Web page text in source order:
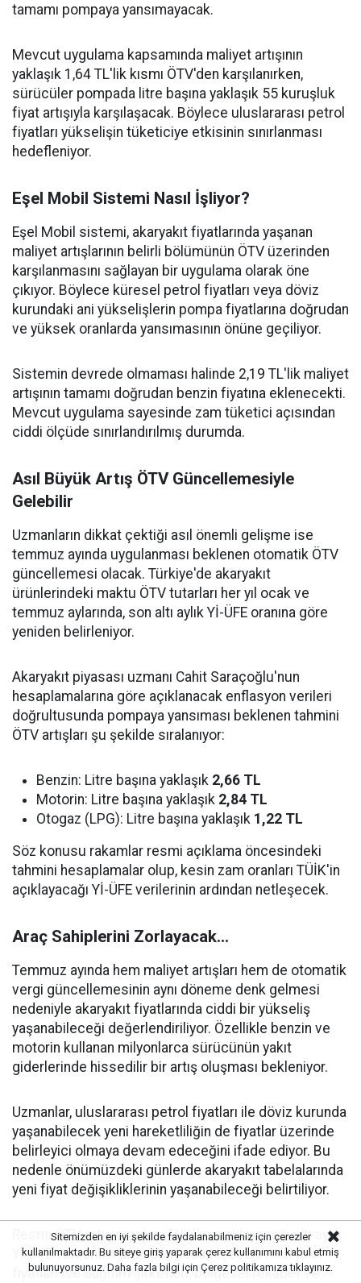
tamamı pompaya yansımayacak.
Mevcut uygulama kapsamında maliyet artışının
yaklaşık 1,64 TL'lik kısmı ÖTV'den karşılanırken,
sürücüler pompada litre başına yaklaşık 55 kuruşluk
fiyat artışıyla karşılaşacak. Böylece uluslararası petrol
fiyatları yükselişin tüketiciye etkisinin sınırlanması
hedefleniyor.
Eşel Mobil Sistemi Nasıl İşliyor?
Eşel Mobil sistemi, akaryakıt fiyatlarında yaşanan
maliyet artışlarının belirli bölümünün ÖTV üzerinden
karşılanmasını sağlayan bir uygulama olarak öne
çıkıyor. Böylece küresel petrol fiyatları veya döviz
kurundaki ani yükselişlerin pompa fiyatlarına doğrudan
ve yüksek oranlarda yansımasının önüne geçiliyor.
Sistemin devrede olmaması halinde 2,19 TL'lik maliyet
artışının tamamı doğrudan benzin fiyatına eklenecekti.
Mevcut uygulama sayesinde zam tüketici açısından
ciddi ölçüde sınırlandırılmış durumda.
Asıl Büyük Artış ÖTV Güncellemesiyle
Gelebilir
Uzmanların dikkat çektiği asıl önemli gelişme ise
temmuz ayında uygulanması beklenen otomatik ÖTV
güncellemesi olacak. Türkiye'de akaryakıt
ürünlerindeki maktu ÖTV tutarları her yıl ocak ve
temmuz aylarında, son altı aylık Yİ-ÜFE oranına göre
yeniden belirleniyor.
Akaryakıt piyasası uzmanı Cahit Saraçoğlu'nun
hesaplamalarına göre açıklanacak enflasyon verileri
doğrultusunda pompaya yansıması beklenen tahmini
ÖTV artışları şu şekilde sıralanıyor:
Benzin: Litre başına yaklaşık 2,66 TL
Motorin: Litre başına yaklaşık 2,84 TL
Otogaz (LPG): Litre başına yaklaşık 1,22 TL
Söz konusu rakamlar resmi açıklama öncesindeki
tahmini hesaplamalar olup, kesin zam oranları TÜİK'in
açıklayacağı Yİ-ÜFE verilerinin ardından netleşecek.
Araç Sahiplerini Zorlayacak...
Temmuz ayında hem maliyet artışları hem de otomatik
vergi güncellemesinin aynı döneme denk gelmesi
nedeniyle akaryakıt fiyatlarında ciddi bir yükseliş
yaşanabileceği değerlendiriliyor. Özellikle benzin ve
motorin kullanan milyonlarca sürücünün yakıt
giderlerinde hissedilir bir artış oluşması bekleniyor.
Uzmanlar, uluslararası petrol fiyatları ile döviz kurunda
yaşanabilecek yeni hareketliliğin de fiyatlar üzerinde
belirleyici olmaya devam edeceğini ifade ediyor. Bu
nedenle önümüzdeki günlerde akaryakıt tabelalarında
yeni fiyat değişikliklerinin yaşanabileceği belirtiliyor.
Resmi ÖTV artış oranları, TÜİK'in açıklayacağı altı aylık
Yİ-ÜFE verilerinin ardından kesinleşecek. Akaryakıt
fiyatları ise dağıtım şirketleri, bölgesel rekabet ve
Sitemizden en iyi şekilde faydalanabilmeniz için çerezler
kullanılmaktadır. Bu siteye giriş yaparak çerez kullanımını kabul etmiş
bulunuyorsunuz. Daha fazla bilgi için Çerez politikamıza tıklayınız.